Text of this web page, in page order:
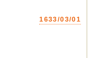
1633/03/01